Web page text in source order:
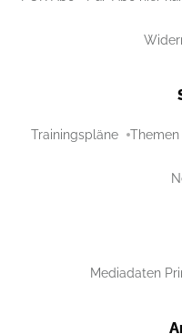
Trainingspläne Themen
Mediadaten